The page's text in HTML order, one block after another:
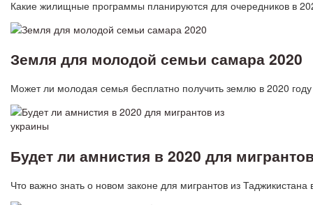
Какие жилищные программы планируются для очередников в
Земля для молодой семьи самара 2020
Может ли молодая семья бесплатно получить землю в 2020
Будет ли амнистия в 2020 для
Что важно знать о новом законе для мигрантов из